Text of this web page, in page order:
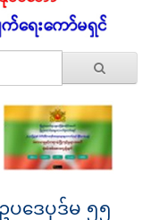
ဒေပုဒ်မ ၅၅